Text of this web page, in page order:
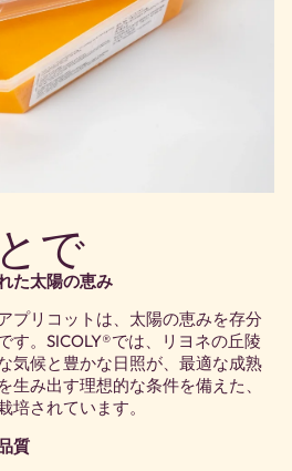
で
た太陽の恵み
プリコットは、太陽の恵みを存分
す。SICOLY®では、リヨネの丘陵
気候と豊かな日照が、最適な成熟
生み出す理想的な条件を備えた、
培されています。
質